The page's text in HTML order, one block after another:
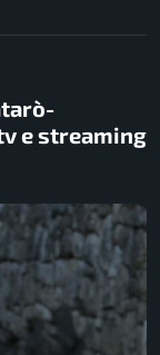
e streaming